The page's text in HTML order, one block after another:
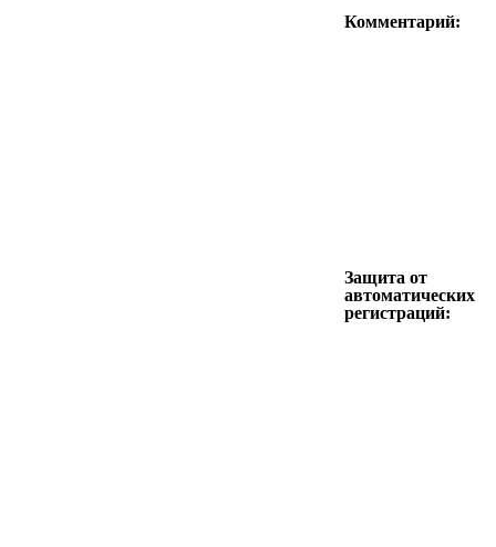
Комментарий:
Защита от
автоматических
регистраций: